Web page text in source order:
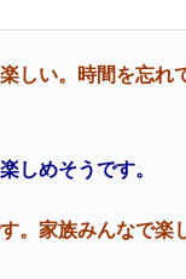
しい。時間を忘れ
しめそうです。
。家族みんなで楽